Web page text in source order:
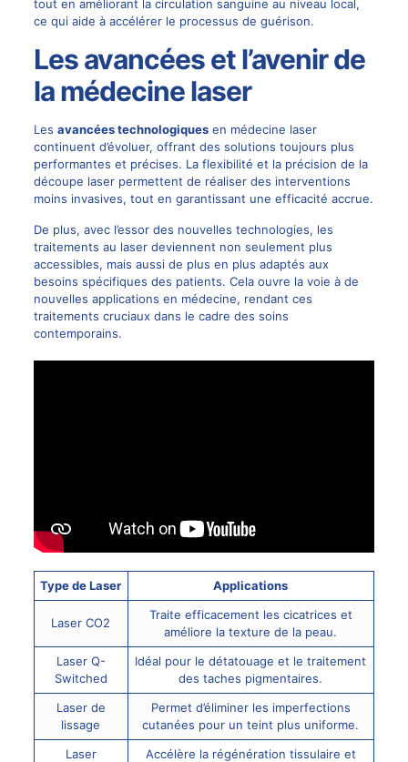
tout en améliorant la circulation sanguine au niveau local,
ce qui aide à accélérer le processus de guérison.
Les avancées et l’avenir de
la médecine laser
Les avancées technologiquesen médecine laser
continuent d’évoluer, offrant des solutions toujours plus
performantes et précises. La flexibilité et la précision de la
découpe laser permettent de réaliser des interventions
moins invasives, tout en garantissant une efficacité accrue.
De plus, avec l’essor des nouvelles technologies, les
traitements au laser deviennent non seulement plus
accessibles, mais aussi de plus en plus adaptés aux
besoins spécifiques des patients. Cela ouvre la voie à de
nouvelles applications en médecine, rendant ces
traitements cruciaux dans le cadre des soins
contemporains.
Type de Laser Applications
Laser CO2
Traite efficacement les cicatrices et
améliore la texture de la peau.
Laser Q-
Switched
Idéal pour le détatouage et le traitement
des taches pigmentaires.
Laser de
lissage
Permet d’éliminer les imperfections
cutanées pour un teint plus uniforme.
Laser
Accélère la régénération tissulaire et